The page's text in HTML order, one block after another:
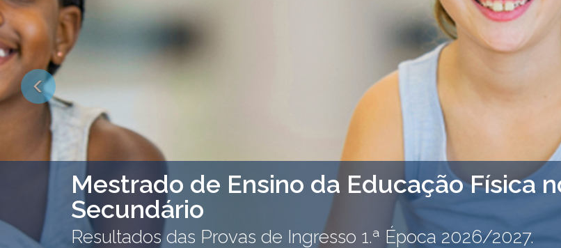
Mestrado de Ensino da Educação Física
Secundário
Resultados das Provas de Ingresso 1.ª Época 2026/2027.
Previous